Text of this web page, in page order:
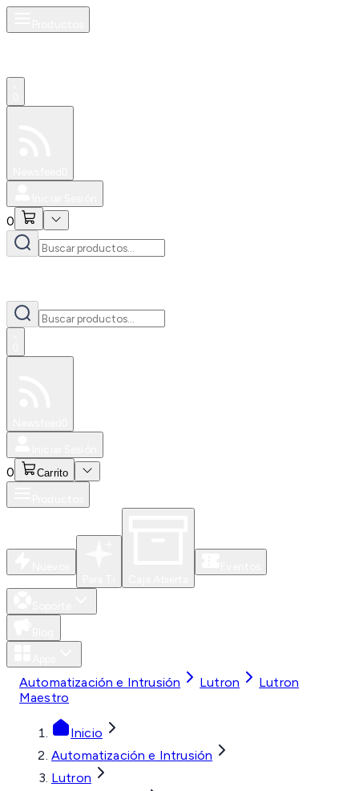
0
0 Carrito
Automatización e Intrusión Lutron
Lutron
Maestro
Inicio
Automatización e Intrusión
Lutron